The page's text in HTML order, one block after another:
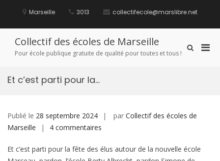
Marseille 3013 collectifecole@marslibre.net
Collectif des écoles de Marseille
Pour école publique gratuite de qualité pour toutes et tous !
Afficher
Et c’est parti pour la…
Publié le 28 septembre 2024 par Collectif des écoles de
Marseille
4 commentaires
c’est
Et c’est parti pour la fête des élus autour de la nouvelle école